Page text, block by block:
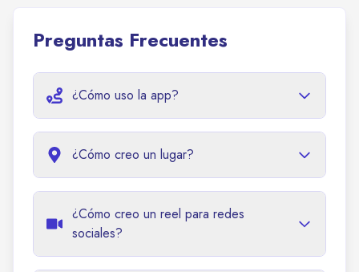
Preguntas Frecuentes
¿Cómo uso la app?
¿Cómo creo un lugar?
¿Cómo creo un reel para redes
sociales?